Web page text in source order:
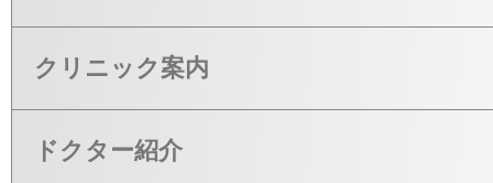
クリニック案内
ドクター紹介